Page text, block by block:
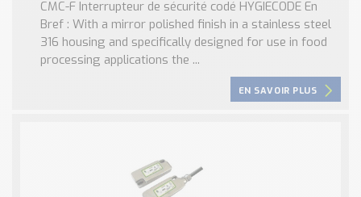
CMC-F Interrupteur de sécurité codé HYGIECODE En
Bref : With a mirror polished finish in a stainless steel
316 housing and specifically designed for use in food
processing applications the ...
EN SAVOIR PLUS